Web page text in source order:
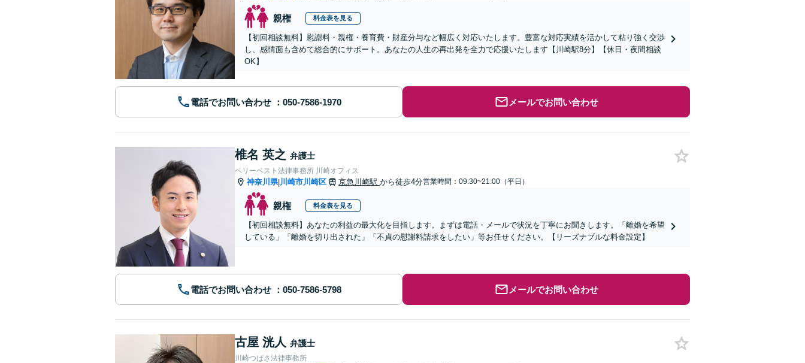
親権 料金表を見る
【初回相談無料】慰謝料・親権・養育費・財産分与など幅広く対応いたします。豊富な対応実績を活かして粘り強く交渉
し、感情面も含めて総合的にサポート。あなたの人生の再出発を全力で応援いたします【川崎駅8分】【休日・夜間相談
OK】
電話でお問い合わせ メールでお問い合わせ
椎名 英之 弁護士
ベリーベスト法律事務所 川崎オフィス
神奈川県|川崎市川崎区 京急川崎駅 から徒歩4分営業時間：09:30~21:00（平日）
親権 料金表を見る
【初回相談無料】あなたの利益の最大化を目指します。まずは電話・メールで状況を丁寧にお聞きします。「離婚を希望
している」「離婚を切り出された」「不貞の慰謝料請求をしたい」等お任せください。【リーズナブルな料金設定】
電話でお問い合わせ メールでお問い合わせ
古屋 洸人 弁護士
川崎つばさ法律事務所